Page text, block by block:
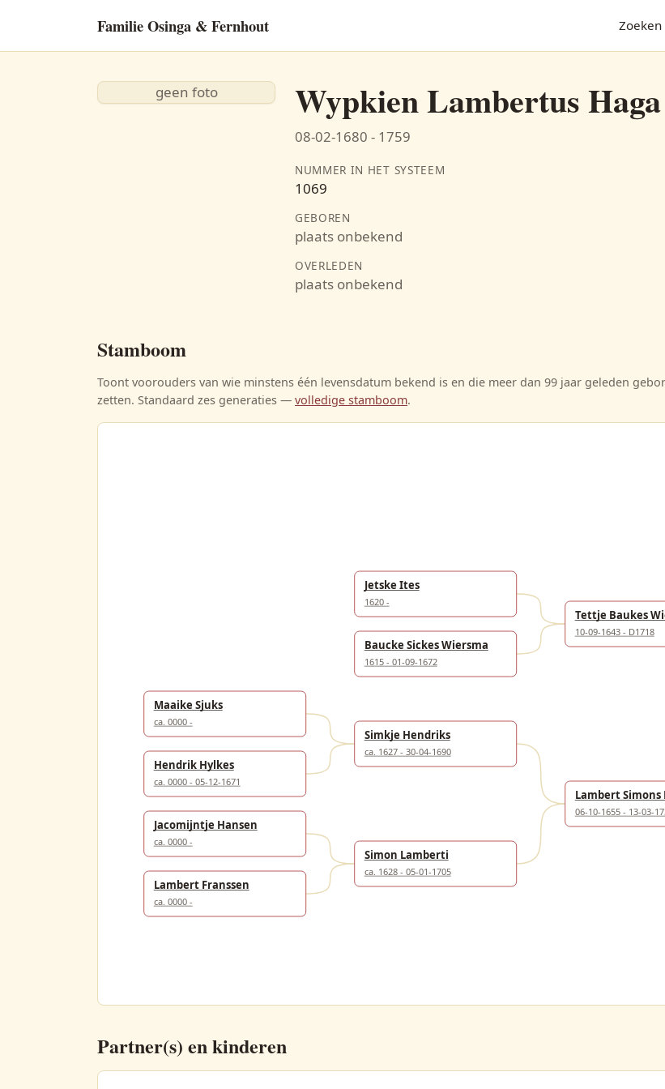
Familie Osinga & Fernhout Zoeken
geen foto Wypkien Lambertus Haga
08-02-1680 - 1759
NUMMER IN HET SYSTEEM
1069
GEBOREN
plaats onbekend
OVERLEDEN
plaats onbekend
Stamboom
Toont voorouders van wie minstens één levensdatum bekend is en die meer dan 99 jaar geleden
zetten. Standaard zes generaties — volledige stamboom.
Jetske Ites
1620 -
Baucke Sickes Wiersma
1615 - 01-09-1672
Tettje Baukes
10-09-1643 - D1718
Maaike Sjuks
ca. 0000 -
Hendrik Hylkes
ca. 0000 - 05-12-1671
Simkje Hendriks
ca. 1627 - 30-04-1690
Jacomijntje Hansen
ca. 0000 -
Lambert Franssen
ca. 0000 -
Simon Lamberti
ca. 1628 - 05-01-1705
Lambert Simons
06-10-1655 - 13-03-
Partner(s) en kinderen